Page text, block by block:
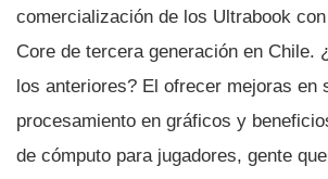
comercialización de los Ultrabook
Core de tercera generación en Chile.
los anteriores? El ofrecer mejoras en
procesamiento en gráficos y
de cómputo para jugadores, gente